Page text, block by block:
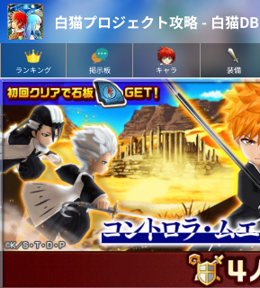
白猫プロジェクト攻略 - 白猫DB
ランキング 掲示板 キャラ 装備